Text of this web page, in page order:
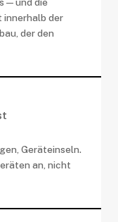
innerhalb der
der den
Geräteinseln.
an, nicht